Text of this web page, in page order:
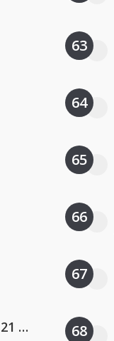
Metro Boomin', The Weeknd & 21 Savage
63
64
65
66
67
68